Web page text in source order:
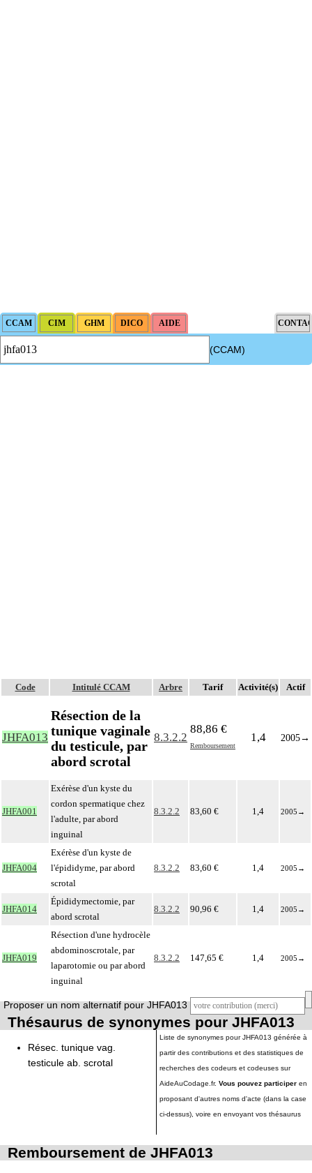
(CCAM)
Code Intitulé CCAM Arbre Tarif Activité(s) Actif
JHFA013
Résection de la
tunique vaginale
du testicule, par
abord scrotal
8.3.2.2
88,86 €
Remboursement
1,4 2005→
JHFA001
Exérèse d'un kyste du
cordon spermatique chez
l'adulte, par abord
inguinal
8.3.2.2 83,60 € 1,4 2005 →
JHFA004
Exérèse d'un kyste de
l'épididyme, par abord
scrotal
8.3.2.2 83,60 € 1,4 2005 →
JHFA014
Épididymectomie, par
abord scrotal
8.3.2.2 90,96 € 1,4 2005 →
JHFA019
Résection d'une hydrocèle
abdominoscrotale, par
laparotomie ou par abord
inguinal
8.3.2.2 147,65 € 1,4 2005 →
Proposer un nom alternatif pour JHFA013
Thésaurus de synonymes pour JHFA013
Résec. tunique vag.
testicule ab. scrotal
Liste de synonymes pour JHFA013 générée à
partir des contributions et des statistiques de
recherches des codeurs et codeuses sur
AideAuCodage.fr. Vous pouvez participer en
proposant d'autres noms d'acte (dans la case
ci-dessus), voire en envoyant vos thésaurus
Remboursement de JHFA013